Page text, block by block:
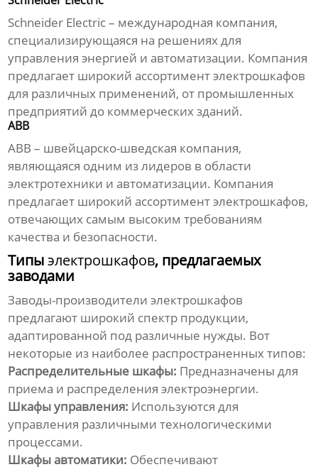
Schneider Electric – международная компания,
специализирующаяся на решениях для
управления энергией и автоматизации. Компания
предлагает широкий ассортиментэлектрошкафов
для различных применений, от промышленных
предприятий до коммерческих зданий.
ABB
ABB – швейцарско-шведская компания,
являющаяся одним из лидеров в области
электротехники и автоматизации. Компания
предлагает широкий ассортиментэлектрошкафов,
отвечающих самым высоким требованиям
качества и безопасности.
Типыэлектрошкафов, предлагаемых
заводами
Заводы-производителиэлектрошкафов
предлагают широкий спектр продукции,
адаптированной под различные нужды. Вот
некоторые из наиболее распространенных типов:
Распределительные шкафы: Предназначены для
приема и распределения электроэнергии.
Шкафы управления: Используются для
управления различными технологическими
процессами.
Шкафы автоматики: Обеспечивают